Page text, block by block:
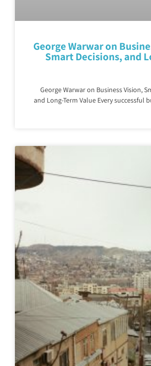
George Warwar on
Smart Decisions, and
George Warwar on Business Vision,
and Long-Term Value Every successful